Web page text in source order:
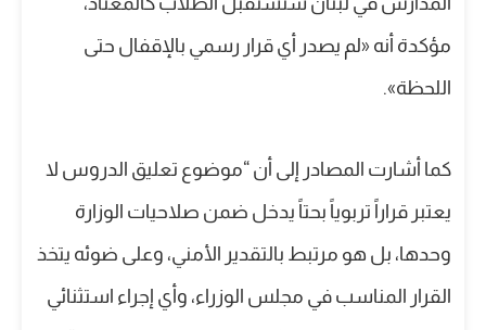
مؤكدة أنه «لم يصدر أي قرار رسمي بالإقفال حتى
اللحظة».
كما أشارت المصادر إلى أن “موضوع تعليق الدروس لا
يعتبر قراراً تربوياً بحتاً يدخل ضمن صلاحيات الوزارة
وحدها، بل هو مرتبط بالتقدير الأمني، وعلى ضوئه يتخذ
القرار المناسب في مجلس الوزراء، وأي إجراء استثنائي